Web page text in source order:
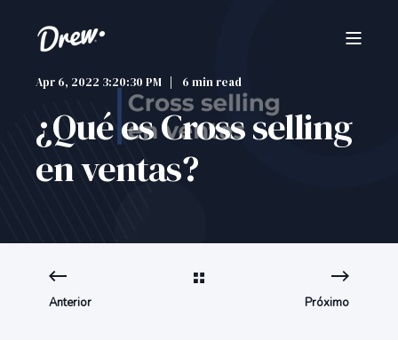
Apr 6, 2022 3:20:30 PM 6 min read
¿Qué es Cross selling
en ventas?
Anterior Próximo